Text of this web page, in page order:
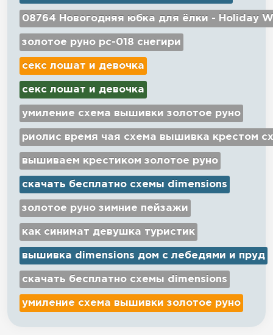
08764 Новогодняя юбка для ёлки - Holiday
золотое руно рс-018 снегири
секс лошат и девочка
секс лошат и девочка
умиление схема вышивки золотое руно
риолис время чая схема вышивка крестом
вышиваем крестиком золотое руно
скачать бесплатно схемы dimensions
золотое руно зимние пейзажи
как синимат девушка туристик
вышивка dimensions дом с лебедями и пруд
скачать бесплатно схемы dimensions
умиление схема вышивки золотое руно